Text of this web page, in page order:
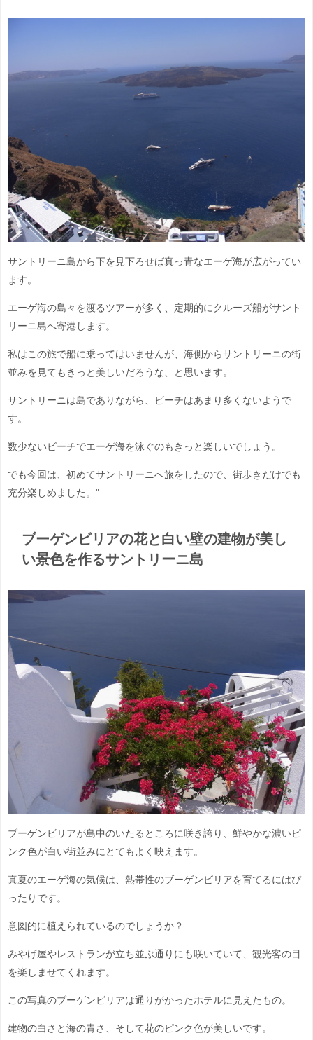
サントリーニ島から下を見下ろせば真っ青なエーゲ海が広がってい
ます。
エーゲ海の島々を渡るツアーが多く、定期的にクルーズ船がサント
リーニ島へ寄港します。
私はこの旅で船に乗ってはいませんが、海側からサントリーニの街
並みを見てもきっと美しいだろうな、と思います。
サントリーニは島でありながら、ビーチはあまり多くないようで
す。
数少ないビーチでエーゲ海を泳ぐのもきっと楽しいでしょう。
でも今回は、初めてサントリーニへ旅をしたので、街歩きだけでも
充分楽しめました。"
ブーゲンビリアの花と白い壁の建物が美し
い景色を作るサントリーニ島
ブーゲンビリアが島中のいたるところに咲き誇り、鮮やかな濃いピ
ンク色が白い街並みにとてもよく映えます。
真夏のエーゲ海の気候は、熱帯性のブーゲンビリアを育てるにはぴ
ったりです。
意図的に植えられているのでしょうか？
みやげ屋やレストランが立ち並ぶ通りにも咲いていて、観光客の目
を楽しませてくれます。
この写真のブーゲンビリアは通りがかったホテルに見えたもの。
建物の白さと海の青さ、そして花のピンク色が美しいです。